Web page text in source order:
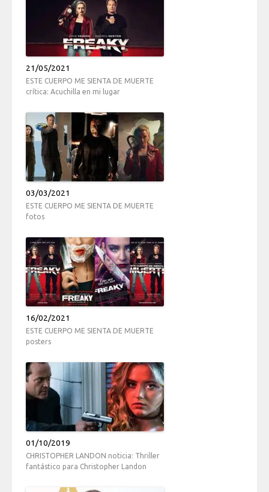
21/05/2021
ESTE CUERPO ME SIENTA DE MUERTE
crítica: Acuchilla en mi lugar
03/03/2021
ESTE CUERPO ME SIENTA DE MUERTE
fotos
16/02/2021
ESTE CUERPO ME SIENTA DE MUERTE
posters
01/10/2019
CHRISTOPHER LANDON noticia: Thriller
fantástico para Christopher Landon